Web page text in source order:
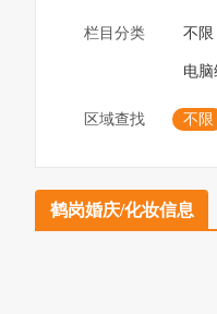
栏目分类 不限
电
区域查找 不限
鹤岗婚庆/化妆信息